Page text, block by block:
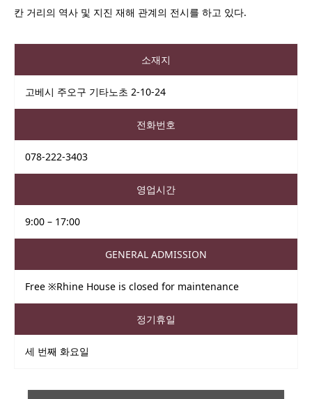
칸 거리의 역사 및 지진 재해 관계의 전시를 하고 있다.
소재지
고베시 주오구 기타노초 2-10-24
전화번호
078-222-3403
영업시간
9:00 – 17:00
GENERAL ADMISSION
Free ※Rhine House is closed for maintenance
정기휴일
세 번째 화요일